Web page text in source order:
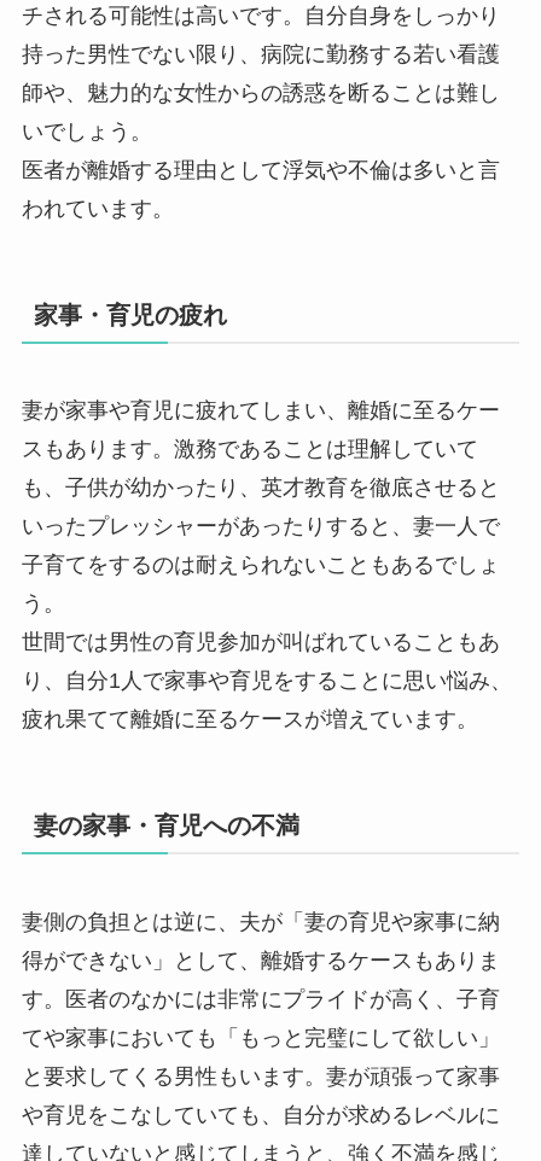
チされる可能性は高いです。自分自身をしっかり
持った男性でない限り、病院に勤務する若い看護
師や、魅力的な女性からの誘惑を断ることは難し
いでしょう。
医者が離婚する理由として浮気や不倫は多いと言
われています。
家事・育児の疲れ
妻が家事や育児に疲れてしまい、離婚に至るケー
スもあります。激務であることは理解していて
も、子供が幼かったり、英才教育を徹底させると
いったプレッシャーがあったりすると、妻一人で
子育てをするのは耐えられないこともあるでしょ
う。
世間では男性の育児参加が叫ばれていることもあ
り、自分1人で家事や育児をすることに思い悩み、
疲れ果てて離婚に至るケースが増えています。
妻の家事・育児への不満
妻側の負担とは逆に、夫が「妻の育児や家事に納
得ができない」として、離婚するケースもありま
す。医者のなかには非常にプライドが高く、子育
てや家事においても「もっと完璧にして欲しい」
と要求してくる男性もいます。妻が頑張って家事
や育児をこなしていても、自分が求めるレベルに
達していないと感じてしまうと、強く不満を感じ